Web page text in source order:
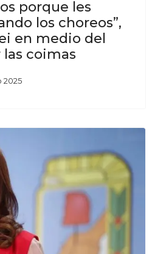
porque les
los choreos”,
en medio del
coimas
2025